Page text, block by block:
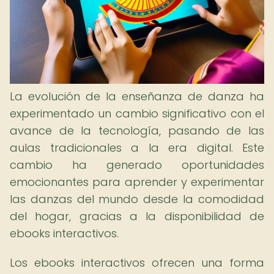
La evolución de la enseñanza de danza ha
experimentado un cambio significativo con el
avance de la tecnología, pasando de las
aulas tradicionales a la era digital. Este
cambio ha generado oportunidades
emocionantes para aprender y experimentar
las danzas del mundo desde la comodidad
del hogar, gracias a la disponibilidad de
ebooks interactivos.
Los ebooks interactivos ofrecen una forma